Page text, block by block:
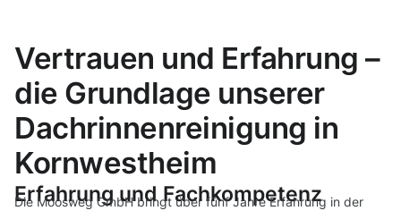
Vertrauen und Erfahrung –
die Grundlage unserer
Dachrinnenreinigung in
Kornwestheim
Erfahrung und Fachkompetenz
Die Moosweg GmbH bringt über fünf Jahre Erfahrung in der